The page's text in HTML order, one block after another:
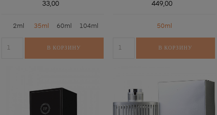
33,00
2ml 35ml 60ml 104ml
В КОРЗИНУ
449,00
50ml
В КОРЗИНУ